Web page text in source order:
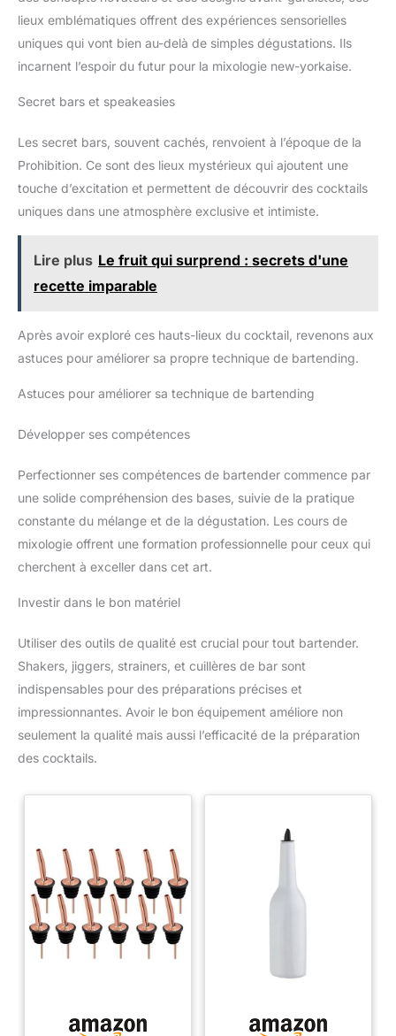
lieux emblématiques offrent des expériences sensorielles
uniques qui vont bien au-delà de simples dégustations. Ils
incarnent l’espoir du futur pour la mixologie new-yorkaise.
Secret bars et speakeasies
Les secret bars, souvent cachés, renvoient à l’époque de la
Prohibition. Ce sont des lieux mystérieux qui ajoutent une
touche d’excitation et permettent de découvrir des cocktails
uniques dans une atmosphère exclusive et intimiste.
Lire plus Le fruit qui surprend : secrets d'une
recette imparable
Après avoir exploré ces hauts-lieux du cocktail, revenons aux
astuces pour améliorer sa propre technique de bartending.
Astuces pour améliorer sa technique de bartending
Développer ses compétences
Perfectionner ses compétences de bartender commence par
une solide compréhension des bases, suivie de la pratique
constante du mélange et de la dégustation. Les cours de
mixologie offrent une formation professionnelle pour ceux qui
cherchent à exceller dans cet art.
Investir dans le bon matériel
Utiliser des outils de qualité est crucial pour tout bartender.
Shakers, jiggers, strainers, et cuillères de bar sont
indispensables pour des préparations précises et
impressionnantes. Avoir le bon équipement améliore non
seulement la qualité mais aussi l’efficacité de la préparation
des cocktails.